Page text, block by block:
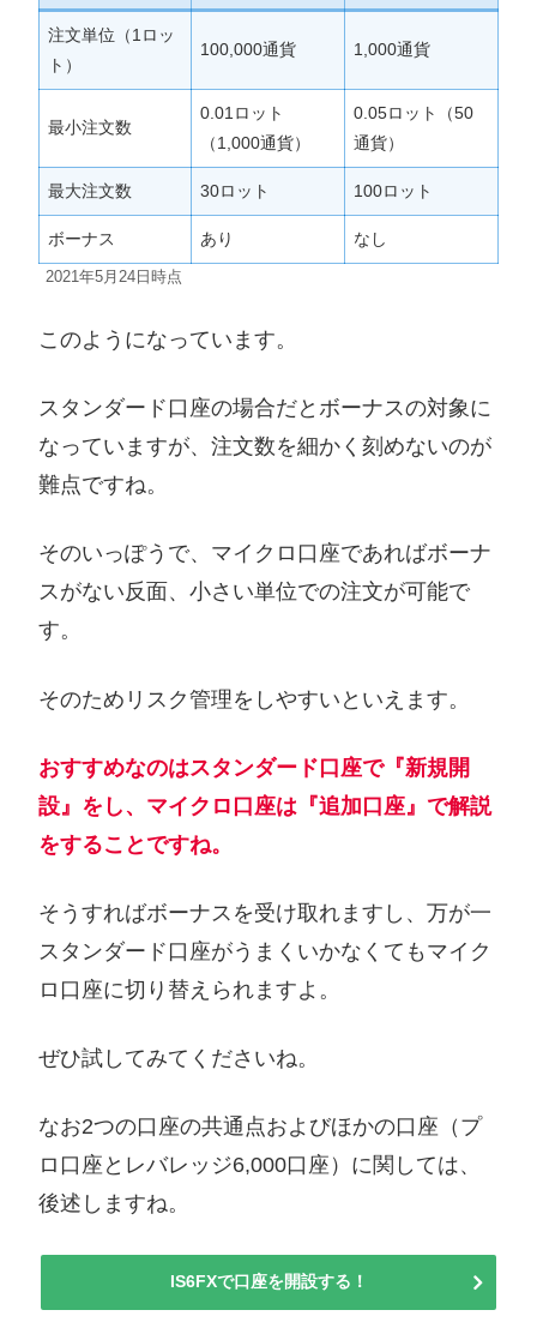
注文単位（1ロッ
ト）
100,000通貨 1,000通貨
最小注文数
0.01ロット
（1,000通貨）
0.05ロット（50
通貨）
最大注文数 30ロット 100ロット
ボーナス あり なし
2021年5月24日時点
このようになっています。
スタンダード口座の場合だとボーナスの対象に
なっていますが、注文数を細かく刻めないのが
難点ですね。
そのいっぽうで、マイクロ口座であればボーナ
スがない反面、小さい単位での注文が可能で
す。
そのためリスク管理をしやすいといえます。
おすすめなのはスタンダード口座で『新規開
設』をし、マイクロ口座は『追加口座』で解説
をすることですね。
そうすればボーナスを受け取れますし、万が一
スタンダード口座がうまくいかなくてもマイク
ロ口座に切り替えられますよ。
ぜひ試してみてくださいね。
なお2つの口座の共通点およびほかの口座（プ
ロ口座とレバレッジ6,000口座）に関しては、
後述しますね。
IS6FXで口座を開設する！